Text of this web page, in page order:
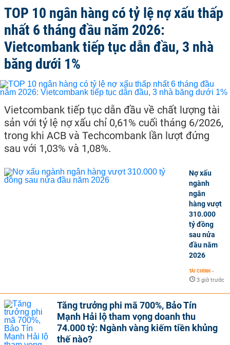
TOP 10 ngân hàng có tỷ lệ nợ xấu thấp
nhất 6 tháng đầu năm 2026:
Vietcombank tiếp tục dẫn đầu, 3 nhà
băng dưới 1%
Vietcombank tiếp tục dẫn đầu về chất lượng tài
sản với tỷ lệ nợ xấu chỉ 0,61% cuối tháng 6/2026,
trong khi ACB và Techcombank lần lượt đứng
sau với 1,03% và 1,08%.
Nợ xấu
ngành
ngân
hàng vượt
310.000
tỷ đồng
sau nửa
đầu năm
2026
TÀI CHÍNH -
3 giờ trước
Tăng trưởng phi mã 700%, Bảo Tín
Mạnh Hải lộ tham vọng doanh thu
74.000 tỷ: Ngành vàng kiếm tiền khủng
thế nào?